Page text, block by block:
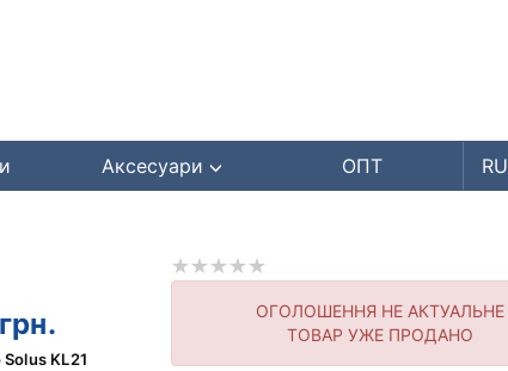
Аксесуари ОПТ RU
грн.
KL21
ОГОЛОШЕННЯ НЕ АКТУАЛЬНЕ
ТОВАР УЖЕ ПРОДАНО